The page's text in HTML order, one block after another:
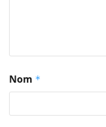
Nom *